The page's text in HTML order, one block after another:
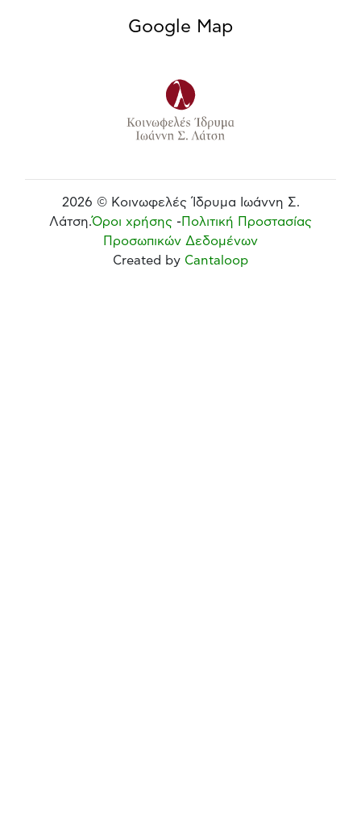
Google Map
2026 © Κοινωφελές Ίδρυμα Ιωάννη Σ.
Λάτση.Όροι χρήσης -Πολιτική Προστασίας
Προσωπικών Δεδομένων
Created by Cantaloop